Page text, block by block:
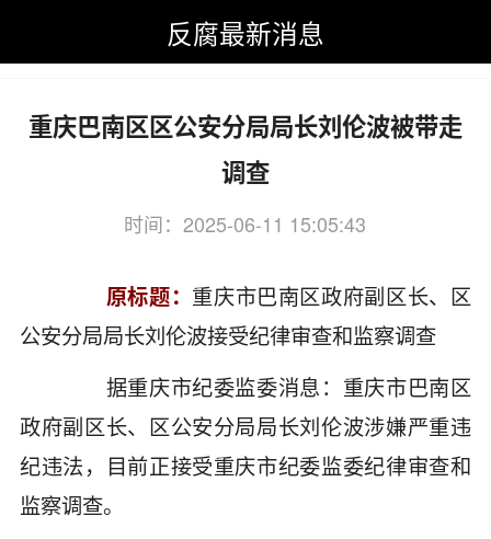
反腐最新消息
反腐最新消息>重庆
重庆巴南区区公安分局局长刘伦波被带走
调查
时间：2025-06-11 15:05:43
关键词：重庆,巴南,区区,公安
原标题： 重庆市巴南区政府副区长、区
公安分局局长刘伦波接受纪律审查和监察调查
据重庆市纪委监委消息：重庆市巴南区
政府副区长、区公安分局局长刘伦波涉嫌严重违
纪违法，目前正接受重庆市纪委监委纪律审查和
监察调查。